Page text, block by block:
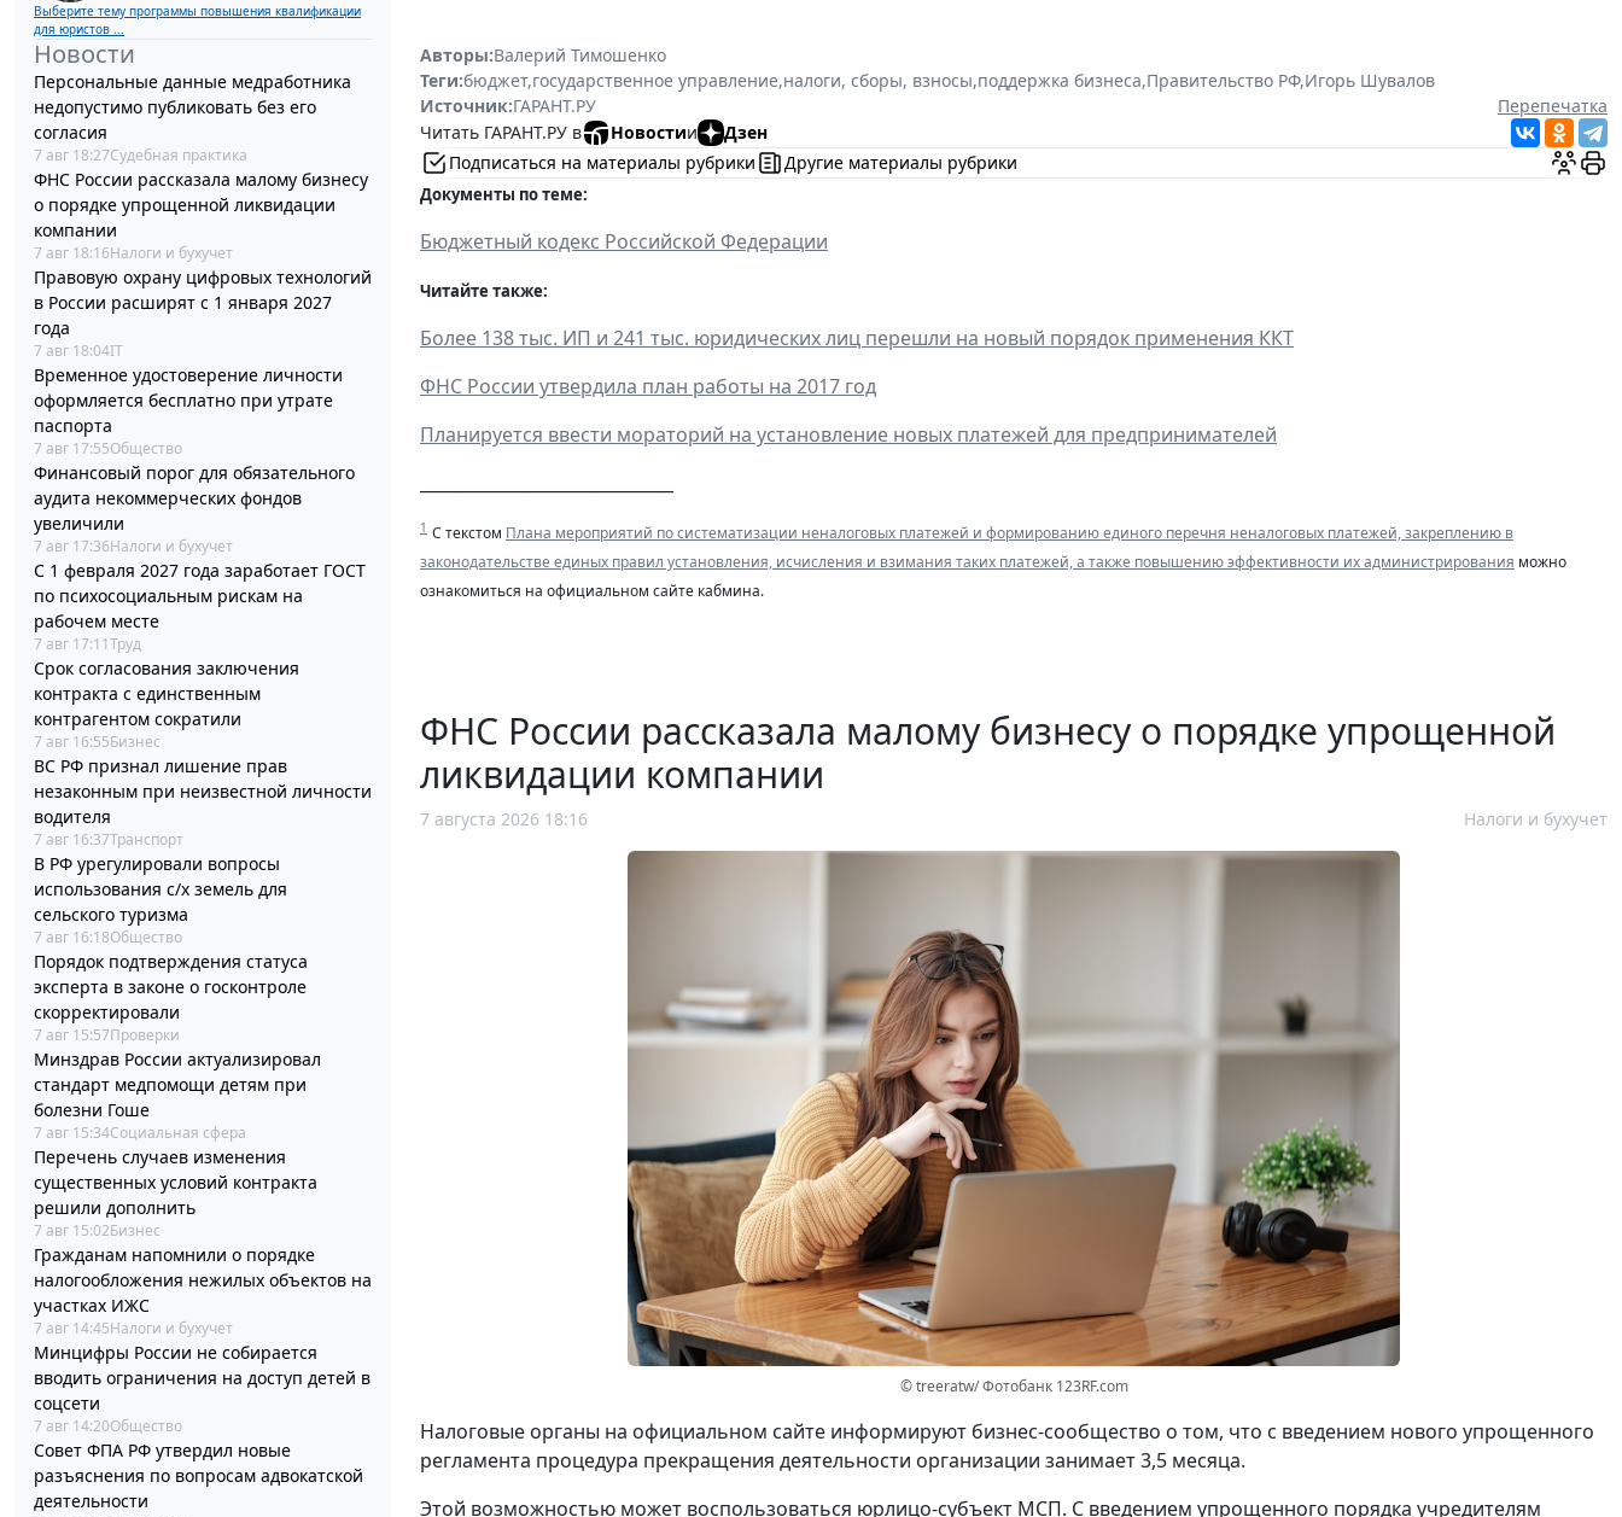
Выберите тему программы повышения квалификации
для юристов ...
Новости
Персональные данные медработника
недопустимо публиковать без его
согласия
7 авг 18:27Судебная практика
ФНС России рассказала малому бизнесу
о порядке упрощенной ликвидации
компании
7 авг 18:16Налоги и бухучет
Правовую охрану цифровых технологий
в России расширят с 1 января 2027
года
7 авг 18:04IT
Временное удостоверение личности
оформляется бесплатно при утрате
паспорта
7 авг 17:55Общество
Финансовый порог для обязательного
аудита некоммерческих фондов
увеличили
7 авг 17:36Налоги и бухучет
С 1 февраля 2027 года заработает ГОСТ
по психосоциальным рискам на
рабочем месте
7 авг 17:11Труд
Срок согласования заключения
контракта с единственным
контрагентом сократили
7 авг 16:55Бизнес
ВС РФ признал лишение прав
незаконным при неизвестной личности
водителя
7 авг 16:37Транспорт
В РФ урегулировали вопросы
использования с/х земель для
сельского туризма
7 авг 16:18Общество
Порядок подтверждения статуса
эксперта в законе о госконтроле
скорректировали
7 авг 15:57Проверки
Минздрав России актуализировал
стандарт медпомощи детям при
болезни Гоше
7 авг 15:34Социальная сфера
Перечень случаев изменения
существенных условий контракта
решили дополнить
7 авг 15:02Бизнес
Гражданам напомнили о порядке
налогообложения нежилых объектов на
участках ИЖС
7 авг 14:45Налоги и бухучет
Минцифры России не собирается
вводить ограничения на доступ детей в
соцсети
7 авг 14:20Общество
Совет ФПА РФ утвердил новые
разъяснения по вопросам адвокатской
деятельности
Авторы:Валерий Тимошенко
Теги:бюджет,государственное управление,налоги, сборы, взносы,поддержка бизнеса,Правительство РФ,Игорь Шувалов
Источник:ГАРАНТ.РУ
Перепечатка
Читать ГАРАНТ.РУ в
Новостии
Дзен
Подписаться на материалы рубрики
Другие материалы рубрики
Документы по теме:
Бюджетный кодекс Российской Федерации
Читайте также:
Более 138 тыс. ИП и 241 тыс. юридических лиц перешли на новый порядок применения ККТ
ФНС России утвердила план работы на 2017 год
Планируется ввести мораторий на установление новых платежей для предпринимателей
1 С текстом Плана мероприятий по систематизации неналоговых платежей и формированию единого перечня неналоговых платежей, закреплению в
законодательстве единых правил установления, исчисления и взимания таких платежей, а также повышению эффективности их администрирования можно
ознакомиться на официальном сайте кабмина.
ФНС России рассказала малому бизнесу о порядке упрощенной
ликвидации компании
7 августа 2026 18:16 Налоги и бухучет
© treeratw/ Фотобанк 123RF.com
Налоговые органы на официальном сайте информируют бизнес-сообщество о том, что с введением нового упрощенного
регламента процедура прекращения деятельности организации занимает 3,5 месяца.
Этой возможностью может воспользоваться юрлицо-субъект МСП. С введением упрощенного порядка учредителям